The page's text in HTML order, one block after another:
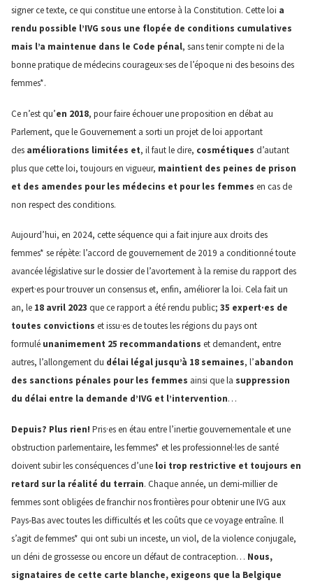
signer ce texte, ce qui constitue une entorse à la Constitution. Cette loi a
rendu possible l’IVG sous une flopée de conditions cumulatives
mais l’a maintenue dans le Code pénal, sans tenir compte ni de la
bonne pratique de médecins courageux·ses de l’époque ni des besoins des
femmes*.
Ce n’est qu’en 2018, pour faire échouer une proposition en débat au
Parlement, que le Gouvernement a sorti un projet de loi apportant
des améliorations limitées et, il faut le dire, cosmétiques d’autant
plus que cette loi, toujours en vigueur, maintient des peines de prison
et des amendes pour les médecins et pour les femmes en cas de
non respect des conditions.
Aujourd’hui, en 2024, cette séquence qui a fait injure aux droits des
femmes* se répète: l’accord de gouvernement de 2019 a conditionné toute
avancée législative sur le dossier de l’avortement à la remise du rapport des
expert·es pour trouver un consensus et, enfin, améliorer la loi. Cela fait un
an, le 18 avril 2023 que ce rapport a été rendu public; 35 expert·es de
toutes convictions et issu·es de toutes les régions du pays ont
formulé unanimement 25 recommandations et demandent, entre
autres, l’allongement du délai légal jusqu’à 18 semaines, l’abandon
des sanctions pénales pour les femmes ainsi que la suppression
du délai entre la demande d’IVG et l’intervention…
Depuis? Plus rien! Pris·es en étau entre l’inertie gouvernementale et une
obstruction parlementaire, les femmes* et les professionnel·les de santé
doivent subir les conséquences d’uneloi trop restrictive et toujours en
retard sur la réalité du terrain. Chaque année, un demi-millier de
femmes sont obligées de franchir nos frontières pour obtenir une IVG aux
Pays-Bas avec toutes les difficultés et les coûts que ce voyage entraîne. Il
s’agit de femmes* qui ont subi un inceste, un viol, de la violence conjugale,
un déni de grossesse ou encore un défaut de contraception… Nous,
signataires de cette carte blanche, exigeons que la Belgique